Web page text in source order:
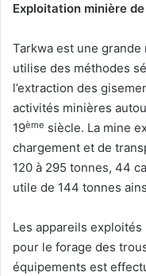
Exploitation minière
Tarkwa est une grande
utilise des méthodes
l’extraction des
activités minières
19ème siècle. La mine
chargement et de
120 à 295 tonnes, 44
utile de 144 tonnes
Les appareils
pour le forage des
équipements est